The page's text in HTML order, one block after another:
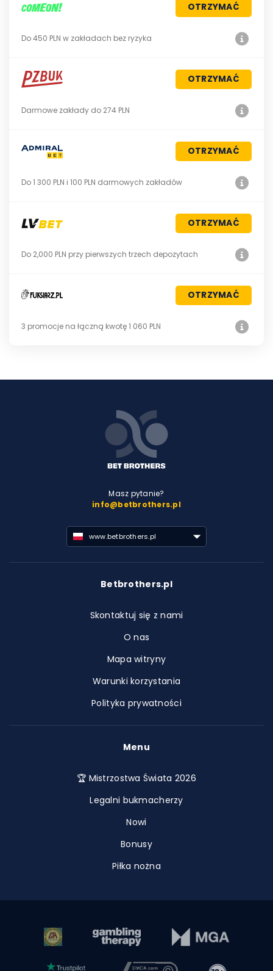
OTRZYMAĆ
Do 450 PLN w zakładach bez ryzyka
OTRZYMAĆ
Darmowe zakłady do 274 PLN
OTRZYMAĆ
Do 1 300 PLN i 100 PLN darmowych zakładów
OTRZYMAĆ
Do 2,000 PLN przy pierwszych trzech depozytach
OTRZYMAĆ
3 promocje na łączną kwotę 1 060 PLN
Masz pytanie?
info@betbrothers.pl
www.betbrothers.pl
Betbrothers.pl
Skontaktuj się z nami
O nas
Mapa witryny
Warunki korzystania
Polityka prywatności
Menu
🏆 Mistrzostwa Świata 2026
Legalni bukmacherzy
Nowi
Bonusy
Piłka nożna